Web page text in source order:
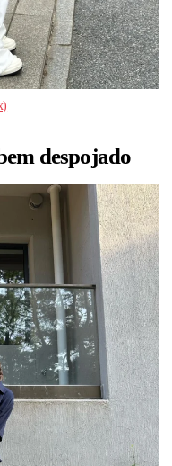
despojado